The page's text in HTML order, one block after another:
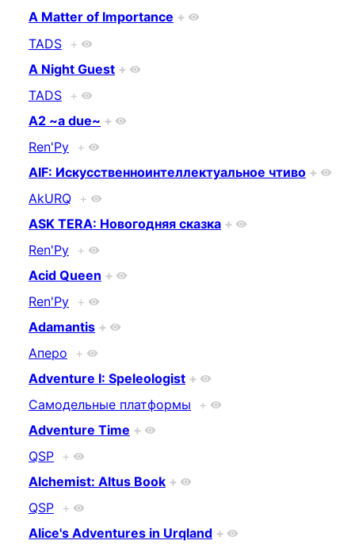
A Matter of Importance +
TADS +
A Night Guest +
TADS +
A2 ~a due~ +
Ren'Py +
AIF: Искусственноинтеллектуальное чтиво +
AkURQ +
ASK TERA: Новогодняя сказка +
Ren'Py +
Acid Queen +
Ren'Py +
Adamantis +
Аперо +
Adventure I: Speleologist +
Самодельные платформы +
Adventure Time +
QSP +
Alchemist: Altus Book +
QSP +
Alice's Adventures in Urqland +